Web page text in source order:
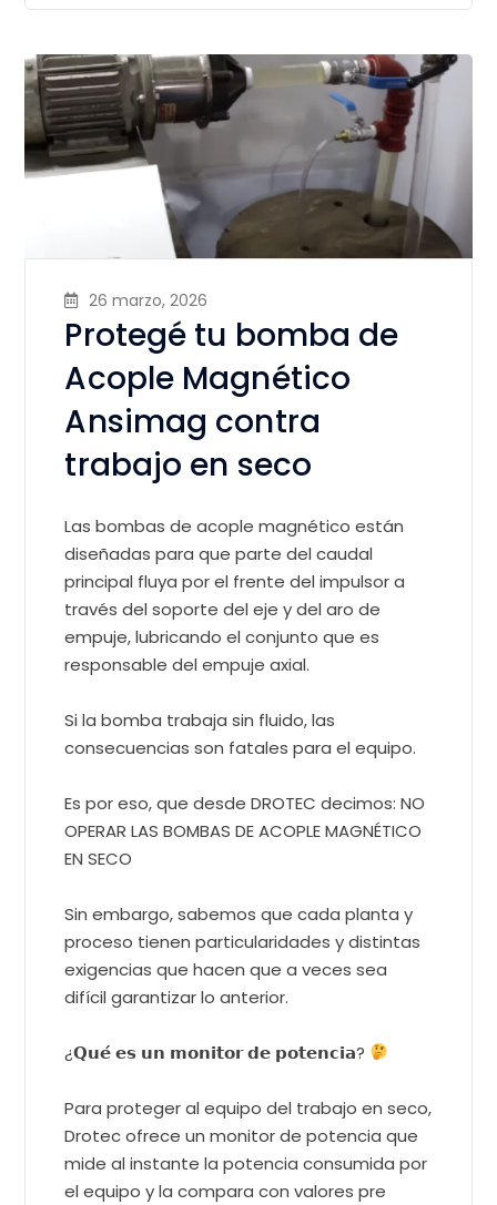
26 marzo, 2026
Protegé tu bomba de
Acople Magnético
Ansimag contra
trabajo en seco
Las bombas de acople magnético están
diseñadas para que parte del caudal
principal fluya por el frente del impulsor a
través del soporte del eje y del aro de
empuje, lubricando el conjunto que es
responsable del empuje axial.
Si la bomba trabaja sin fluido, las
consecuencias son fatales para el equipo.
Es por eso, que desde DROTEC decimos: NO
OPERAR LAS BOMBAS DE ACOPLE MAGNÉTICO
EN SECO
Sin embargo, sabemos que cada planta y
proceso tienen particularidades y distintas
exigencias que hacen que a veces sea
difícil garantizar lo anterior.
¿𝗤𝘂𝗲́ 𝗲𝘀 𝘂𝗻 𝗺𝗼𝗻𝗶𝘁𝗼𝗿 𝗱𝗲 𝗽𝗼𝘁𝗲𝗻𝗰𝗶𝗮?
Para proteger al equipo del trabajo en seco,
Drotec ofrece un monitor de potencia que
mide al instante la potencia consumida por
el equipo y la compara con valores pre